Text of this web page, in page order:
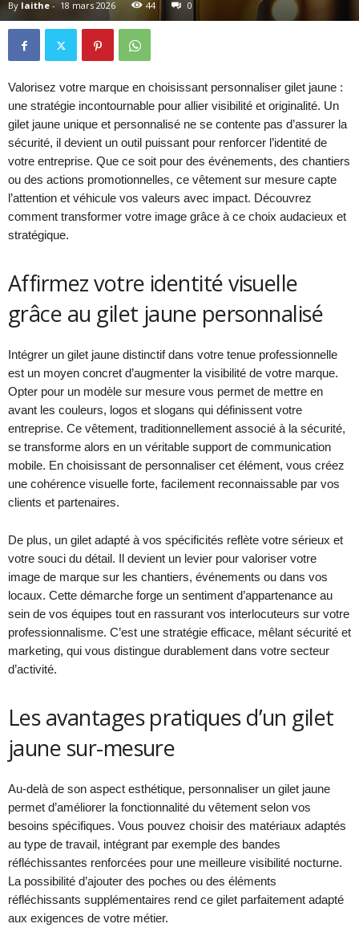
By laithe - 18 mars 2026 44 0
Valorisez votre marque en choisissant personnaliser gilet jaune :
une stratégie incontournable pour allier visibilité et originalité. Un
gilet jaune unique et personnalisé ne se contente pas d’assurer la
sécurité, il devient un outil puissant pour renforcer l’identité de
votre entreprise. Que ce soit pour des événements, des chantiers
ou des actions promotionnelles, ce vêtement sur mesure capte
l’attention et véhicule vos valeurs avec impact. Découvrez
comment transformer votre image grâce à ce choix audacieux et
stratégique.
Affirmez votre identité visuelle
grâce au gilet jaune personnalisé
Intégrer un gilet jaune distinctif dans votre tenue professionnelle
est un moyen concret d’augmenter la visibilité de votre marque.
Opter pour un modèle sur mesure vous permet de mettre en
avant les couleurs, logos et slogans qui définissent votre
entreprise. Ce vêtement, traditionnellement associé à la sécurité,
se transforme alors en un véritable support de communication
mobile. En choisissant de personnaliser cet élément, vous créez
une cohérence visuelle forte, facilement reconnaissable par vos
clients et partenaires.
De plus, un gilet adapté à vos spécificités reflète votre sérieux et
votre souci du détail. Il devient un levier pour valoriser votre
image de marque sur les chantiers, événements ou dans vos
locaux. Cette démarche forge un sentiment d’appartenance au
sein de vos équipes tout en rassurant vos interlocuteurs sur votre
professionnalisme. C’est une stratégie efficace, mêlant sécurité et
marketing, qui vous distingue durablement dans votre secteur
d’activité.
Les avantages pratiques d’un gilet
jaune sur-mesure
Au-delà de son aspect esthétique, personnaliser un gilet jaune
permet d’améliorer la fonctionnalité du vêtement selon vos
besoins spécifiques. Vous pouvez choisir des matériaux adaptés
au type de travail, intégrant par exemple des bandes
réfléchissantes renforcées pour une meilleure visibilité nocturne.
La possibilité d’ajouter des poches ou des éléments
réfléchissants supplémentaires rend ce gilet parfaitement adapté
aux exigences de votre métier.